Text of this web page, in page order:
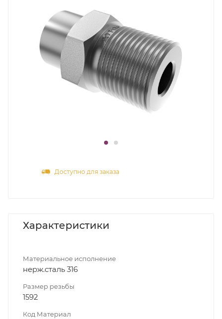
Доступно для заказа
Характеристики
Материальное исполнение
нерж.сталь 316
Размер резьбы
1592
Код Материал